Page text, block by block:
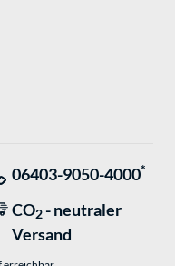
06403-9050-4000*
CO2 - neutraler
Versand